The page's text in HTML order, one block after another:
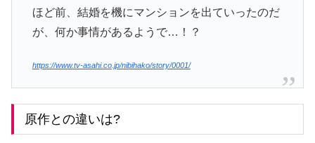
ほど前、結婚を機にマンションを出ていったのだ
が、何か事情があるようで…！？
https://www.tv-asahi.co.jp/nibihako/story/0001/
原作との違いは?